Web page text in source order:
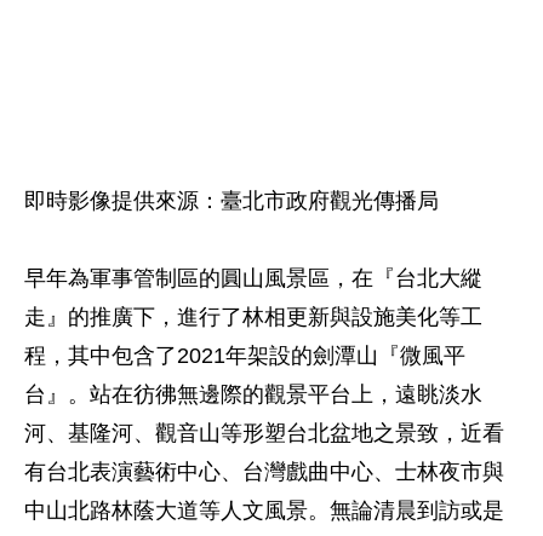
即時影像提供來源：臺北市政府觀光傳播局
早年為軍事管制區的圓山風景區，在『台北大縱
走』的推廣下，進行了林相更新與設施美化等工
程，其中包含了2021年架設的劍潭山『微風平
台』。站在彷彿無邊際的觀景平台上，遠眺淡水
河、基隆河、觀音山等形塑台北盆地之景致，近看
有台北表演藝術中心、台灣戲曲中心、士林夜市與
中山北路林蔭大道等人文風景。無論清晨到訪或是